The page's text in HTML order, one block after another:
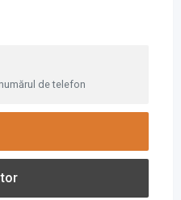
de telefon